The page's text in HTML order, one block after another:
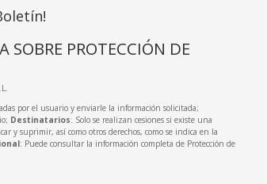
SOBRE PROTECCIÓN DE
por el usuario y enviarle la información solicitada;
Destinatarios: Solo se realizan cesiones si existe una
y suprimir, así como otros derechos, como se indica en la
: Puede consultar la información completa de Protección de